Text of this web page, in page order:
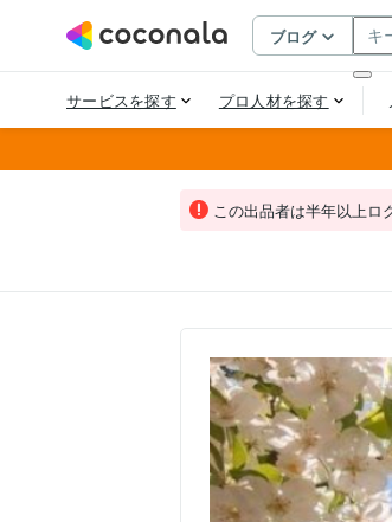
この出品者は半年以上ロ